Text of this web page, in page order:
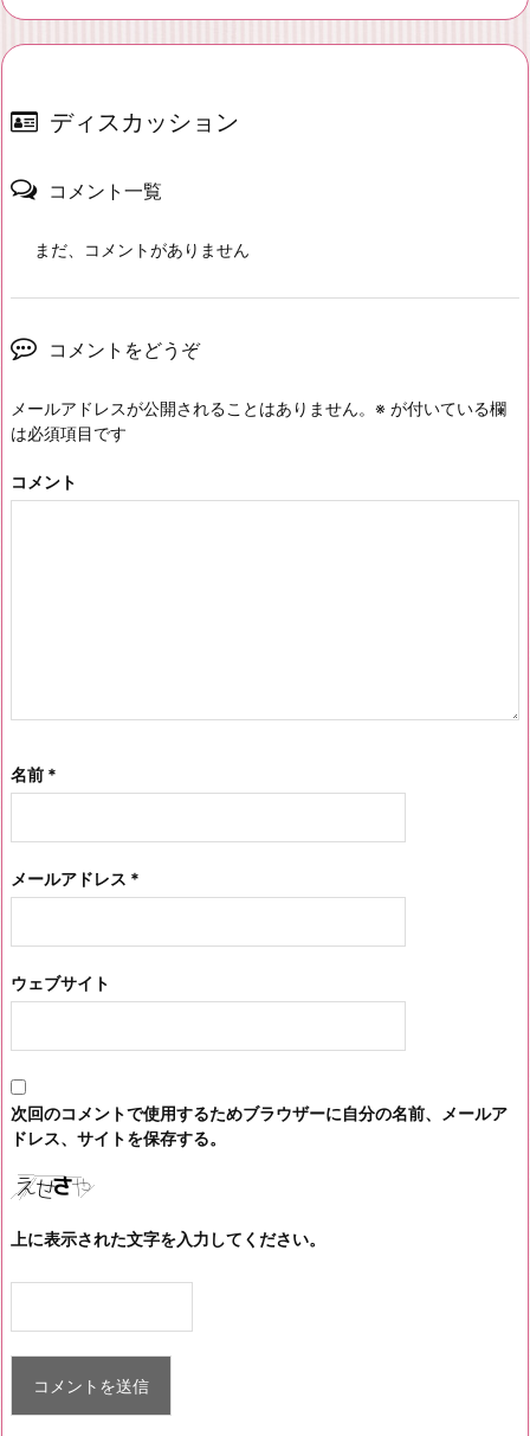
ディスカッション
コメント一覧
まだ、コメントがありません
コメントをどうぞ
メールアドレスが公開されることはありません。 ※ が付いている欄
は必須項目です
コメント
名前 *
メールアドレス *
ウェブサイト
次回のコメントで使用するためブラウザーに自分の名前、メールア
ドレス、サイトを保存する。
上に表示された文字を入力してください。